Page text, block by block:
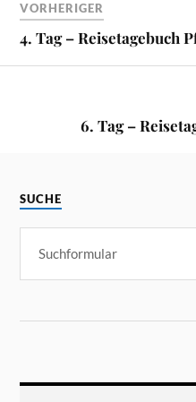
VORHERIGER
4. Tag – Reisetagebuch
6. Tag –
SUCHE